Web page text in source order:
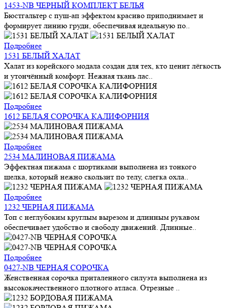
1453-NB ЧЕРНЫЙ КОМПЛЕКТ БЕЛЬЯ
Бюстгальтер с пуш-ап эффектом красиво приподнимает и
формирует линию груди, обеспечивая идеальную по..
Подробнее
1531 БЕЛЫЙ ХАЛАТ
Халат из корейского модала создан для тех, кто ценит лёгкость
и утончённый комфорт. Нежная ткань лас..
Подробнее
1612 БЕЛАЯ СОРОЧКА КАЛИФОРНИЯ
Подробнее
2534 МАЛИНОВАЯ ПИЖАМА
Эффектная пижама с шортиками выполнена из тонкого
шелка, который нежно скользит по телу, слегка охла..
Подробнее
1232 ЧЕРНАЯ ПИЖАМА
Топ с неглубоким круглым вырезом и длинным рукавом
обеспечивает удобство и свободу движений. Длинные..
Подробнее
0427-NB ЧЕРНАЯ СОРОЧКА
Женственная сорочка приталенного силуэта выполнена из
высококачественного плотного атласа. Отрезные ..